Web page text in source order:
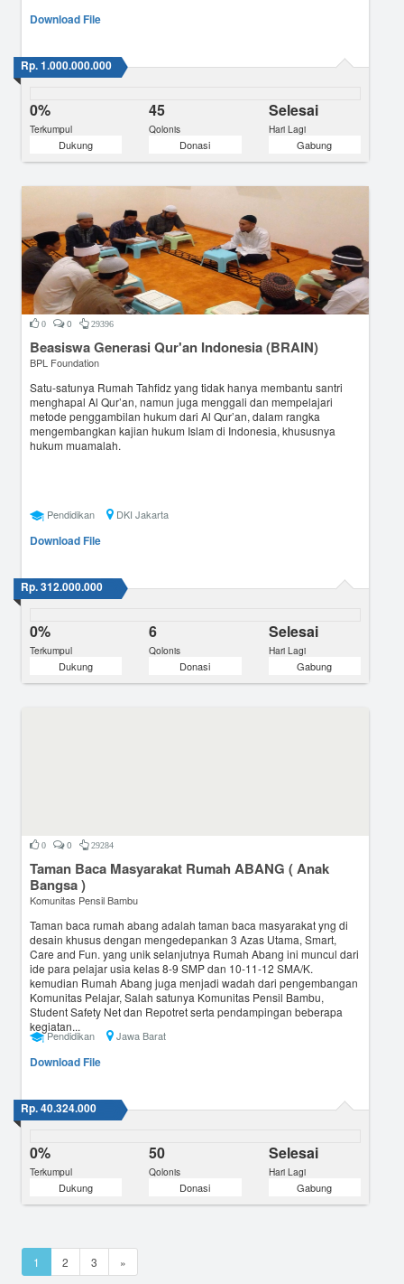
Download File
Rp. 1.000.000.000
0%
Terkumpul
45
Qolonis
Selesai
Hari Lagi
Dukung Donasi Gabung
0 0 29396
Beasiswa Generasi Qur'an Indonesia (BRAIN)
BPL Foundation
Satu-satunya Rumah Tahfidz yang tidak hanya membantu santri
menghapal Al Qur’an, namun juga menggali dan mempelajari
metode penggambilan hukum dari Al Qur’an, dalam rangka
mengembangkan kajian hukum Islam di Indonesia, khususnya
hukum muamalah.
Pendidikan DKI Jakarta
Download File
Rp. 312.000.000
0%
Terkumpul
6
Qolonis
Selesai
Hari Lagi
Dukung Donasi Gabung
0 0 29284
Taman Baca Masyarakat Rumah ABANG ( Anak
Bangsa )
Komunitas Pensil Bambu
Taman baca rumah abang adalah taman baca masyarakat yng di
desain khusus dengan mengedepankan 3 Azas Utama, Smart,
Care and Fun. yang unik selanjutnya Rumah Abang ini muncul dari
ide para pelajar usia kelas 8-9 SMP dan 10-11-12 SMA/K.
kemudian Rumah Abang juga menjadi wadah dari pengembangan
Komunitas Pelajar, Salah satunya Komunitas Pensil Bambu,
Student Safety Net dan Repotret serta pendampingan beberapa
kegiatan...
Pendidikan Jawa Barat
Download File
Rp. 40.324.000
0%
Terkumpul
50
Qolonis
Selesai
Hari Lagi
Dukung Donasi Gabung
1 2 3 »